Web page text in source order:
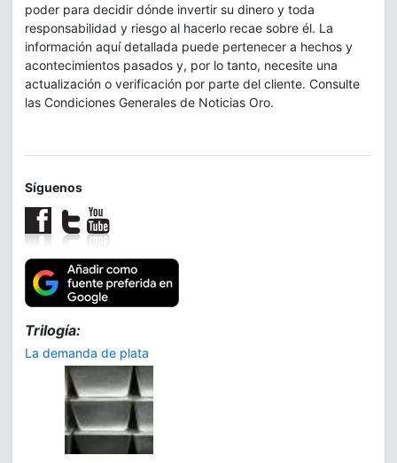
poder para decidir dónde invertir su dinero y toda
responsabilidad y riesgo al hacerlo recae sobre él. La
información aquí detallada puede pertenecer a hechos y
acontecimientos pasados y, por lo tanto, necesite una
actualización o verificación por parte del cliente. Consulte
las Condiciones Generales de Noticias Oro.
Síguenos
Trilogía:
La demanda de plata